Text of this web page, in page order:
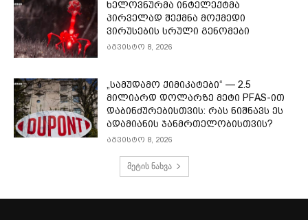
ხელოვნურმა ინტელექტმა
პირველად შექმნა მოქმედი
ვირუსების სრული გენომები
აგვისტო 8, 2026
„სამუდამო ქიმიკატები“ — 2.5
მილიარდ დოლარზე მეტი PFAS-ით
დაბინძურებისთვის: რას ნიშნავს ეს
ადამიანის ჯანმრთელობისთვის?
აგვისტო 8, 2026
მეტის ნახვა